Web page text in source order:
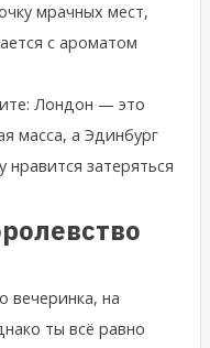
мрачных мест,
с ароматом
Лондон — это
масса, а Эдинбург
затеряться
вечеринка, на
ты всё равно